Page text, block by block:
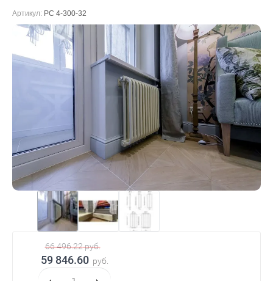
Артикул: РС 4-300-32
66 496.22руб.
59 846.60 руб.